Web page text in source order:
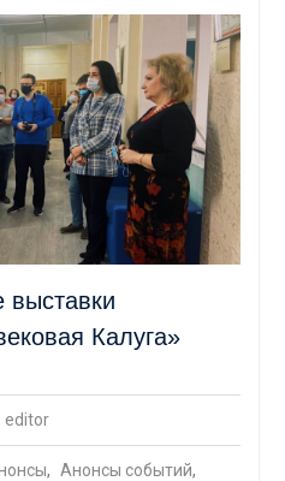
выставки
Калуга»
editor
, Анонсы событий,